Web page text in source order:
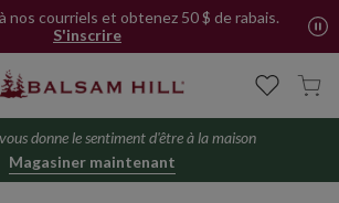
nos courriels et obtenez 50 $ de rabais.
S'inscrire
donne le sentiment d'être à la maison
Magasiner maintenant